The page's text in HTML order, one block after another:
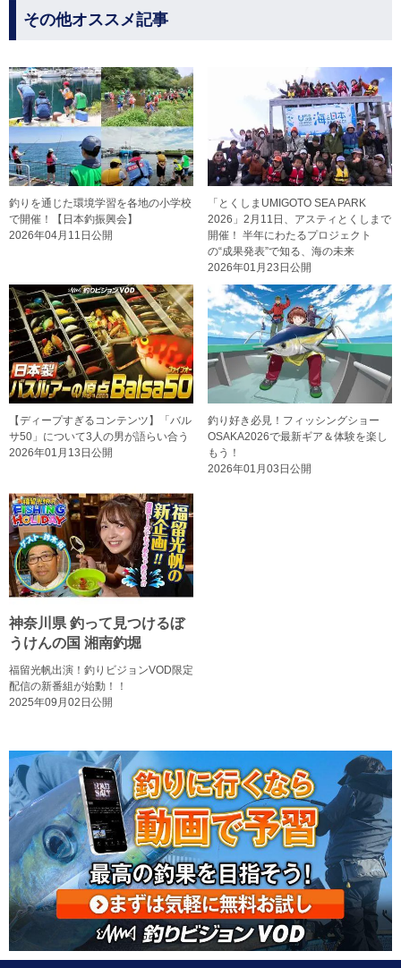
その他オススメ記事
釣りを通じた環境学習を各地の小学校
で開催！【日本釣振興会】
2026年04月11日公開
「とくしまUMIGOTO SEA PARK
2026」2月11日、アスティとくしまで
開催！ 半年にわたるプロジェクト
の“成果発表”で知る、海の未来
2026年01月23日公開
【ディープすぎるコンテンツ】「バル
サ50」について3人の男が語らい合う
2026年01月13日公開
釣り好き必見！フィッシングショー
OSAKA2026で最新ギア＆体験を楽し
もう！
2026年01月03日公開
神奈川県 釣って見つけるぼ
うけんの国 湘南釣堀
福留光帆出演！釣りビジョンVOD限定
配信の新番組が始動！！
2025年09月02日公開